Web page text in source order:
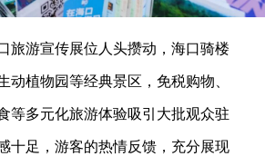
旅游宣传展位人头攒动，海口骑楼
动植物园等经典景区，免税购物、
等多元化旅游体验吸引大批观众驻
十足，游客的热情反馈，充分展现